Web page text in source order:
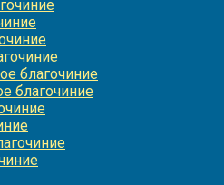
благочиние
благочиние